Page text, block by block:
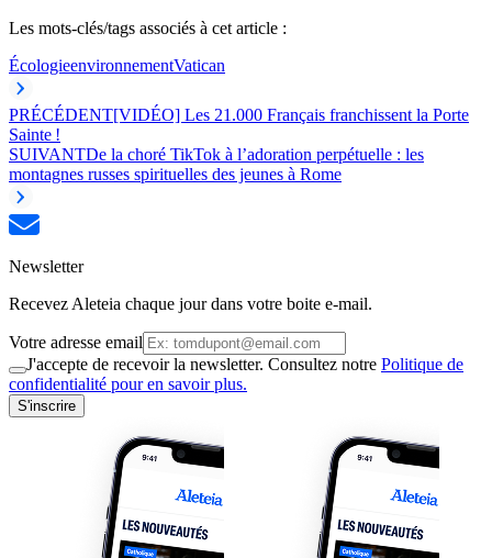
Les mots-clés/tags associés à cet article :
ÉcologieenvironnementVatican
PRÉCÉDENT[VIDÉO] Les 21.000 Français franchissent la Porte
Sainte !
SUIVANTDe la choré TikTok à l’adoration perpétuelle : les
montagnes russes spirituelles des jeunes à Rome
Newsletter
Recevez Aleteia chaque jour dans votre boite e-mail.
Votre adresse email
J'accepte de recevoir la newsletter. Consultez notre Politique de
confidentialité pour en savoir plus.
S'inscrire